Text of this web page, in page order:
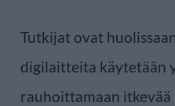
Tutkijat ovat
digilaitteita käytetään
rauhoittamaan itkevää